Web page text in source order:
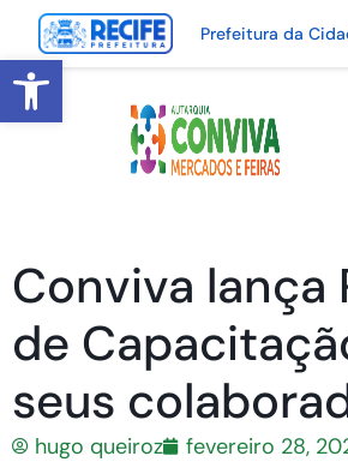
Abrir a barra de ferramentas
Prefeitura da
Conviva lança
de
seus
hugo queiroz fevereiro 28,